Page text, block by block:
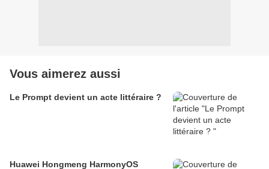
Vous aimerez aussi
Le Prompt devient un acte littéraire ?
Huawei Hongmeng HarmonyOS